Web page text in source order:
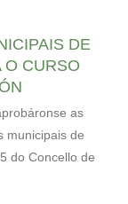
DE
O CURSO
as
municipais de
do Concello de